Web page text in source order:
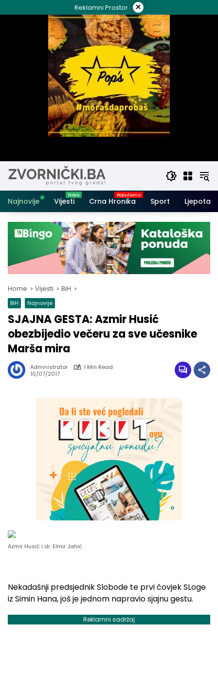
to
Reklamni Prostor ×
Najnovije Vijesti Crna Hronika Sport Ljepota i
Home Vijesti BiH
BiH Najnovije
SJAJNA GESTA: Azmir Husić
obezbijedio večeru za sve učesnike
Marša mira
Administrator
1 Min Read
10/07/2017
Azmir Husić i dr. Elmir Jahić
Nekadašnji predsjednik Slobode te prvi čovjek SLoge
iz Simin Hana, još je jednom napravio sjajnu gestu.
Reklamni sadržaj